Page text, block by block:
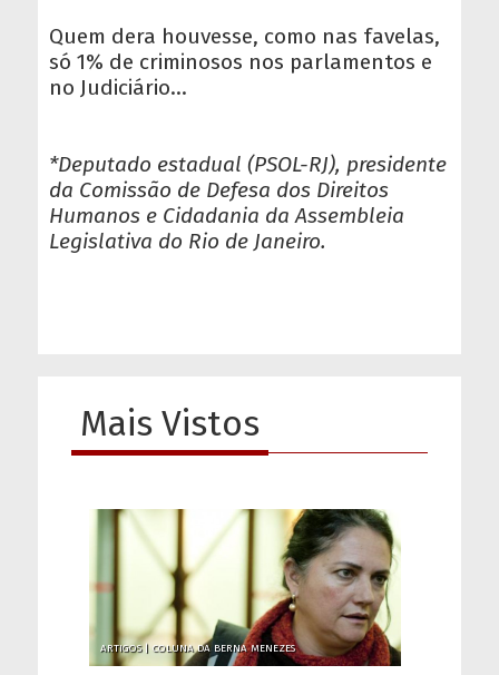
Quem dera houvesse, como nas favelas,
só 1% de criminosos nos parlamentos e
no Judiciário...
*Deputado estadual (PSOL-RJ), presidente
da Comissão de Defesa dos Direitos
Humanos e Cidadania da Assembleia
Legislativa do Rio de Janeiro.
Mais Vistos
ARTIGOS | COLUNA DA BERNA MENEZES